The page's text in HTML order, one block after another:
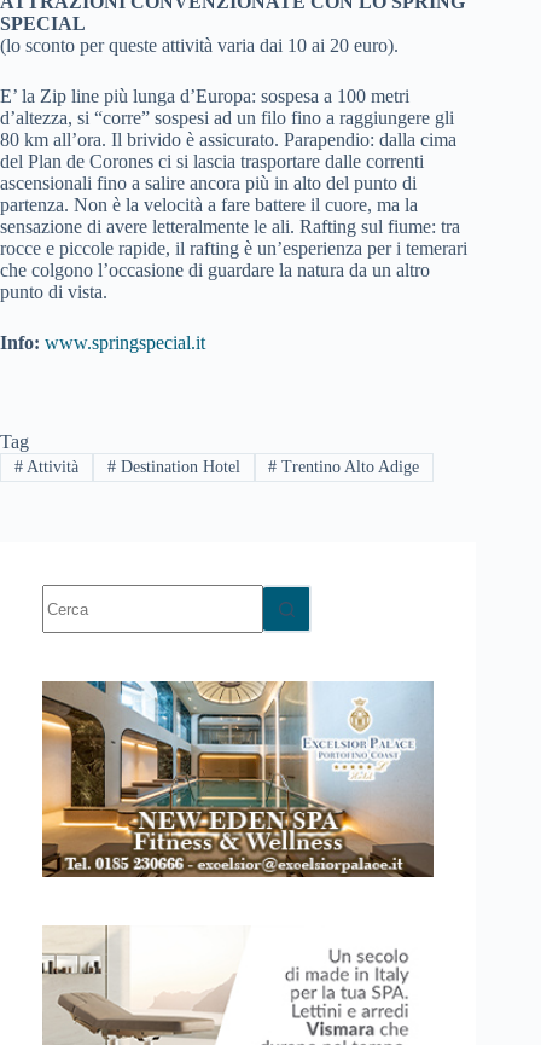
SPECIAL
(lo sconto per queste attività varia dai 10 ai 20 euro).
E’ la Zip line più lunga d’Europa: sospesa a 100 metri
d’altezza, si “corre” sospesi ad un filo fino a raggiungere gli
80 km all’ora. Il brivido è assicurato. Parapendio: dalla cima
del Plan de Corones ci si lascia trasportare dalle correnti
ascensionali fino a salire ancora più in alto del punto di
partenza. Non è la velocità a fare battere il cuore, ma la
sensazione di avere letteralmente le ali. Rafting sul fiume: tra
rocce e piccole rapide, il rafting è un’esperienza per i temerari
che colgono l’occasione di guardare la natura da un altro
punto di vista.
Info: www.springspecial.it
Tag
#Attività #Destination Hotel # Trentino Alto Adige
risultato